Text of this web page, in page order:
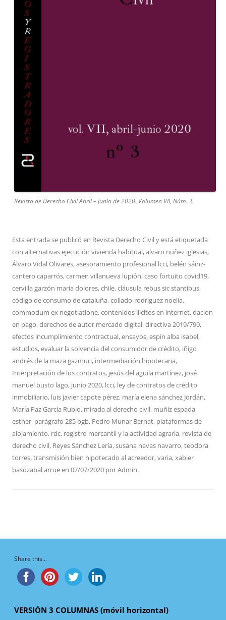
Revista de Derecho Civil Abril – Junio de 2020. Volumen VII, Núm. 3.
Esta entrada se publicó en Revista Derecho Civily está etiquetada
con alternativas ejecución vivienda habitual,alvaro nuñez iglesias,
Álvaro Vidal Olivares,asesoramiento profesional lcci, belén sáinz-
cantero caparrós,carmen villanueva lupión,caso fortuito covid19,
cervilla garzón maría dolores,chile,cláusula rebus sic stantibus,
código de consumo de cataluña,collado-rodríguez noelia,
commodum ex negotiatione,contenidos ilícitos en internet,dacion
en pago,derechos de autor mercado digital,directiva 2019/790,
efectos incumplimiento contractual,ensayos,espín alba isabel,
estudios,evaluar la solvencia del consumidor de crédito, iñigo
andrés de la maza gazmuri, intermediación hipotecaria,
Interpretación de los contratos, jesús del águila martínez, josé
manuel busto lago, junio 2020, lcci, ley de contratos de crédito
inmobiliario, luis javier capote pérez, maría elena sánchez Jordán,
María Paz García Rubio, mirada al derecho civil, muñiz espada
esther, parágrafo 285 bgb, Pedro Munar Bernat, plataformas de
alojamiento, rdc, registro mercantil y la actividad agraria, revista de
derecho civil, Reyes Sánchez Lería,susana navas navarro,teodora
torres,transmisión bien hipotecado al acreedor,varia,xabier
basozabal arrueen 07/07/2020 porAdmin.
Share this...
VERSIÓN 3 COLUMNAS (móvil horizontal)